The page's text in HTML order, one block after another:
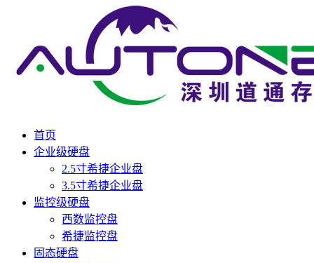
首页
企业级硬盘
2.5寸希捷企业盘
3.5寸希捷企业盘
监控级硬盘
西数监控盘
希捷监控盘
固态硬盘